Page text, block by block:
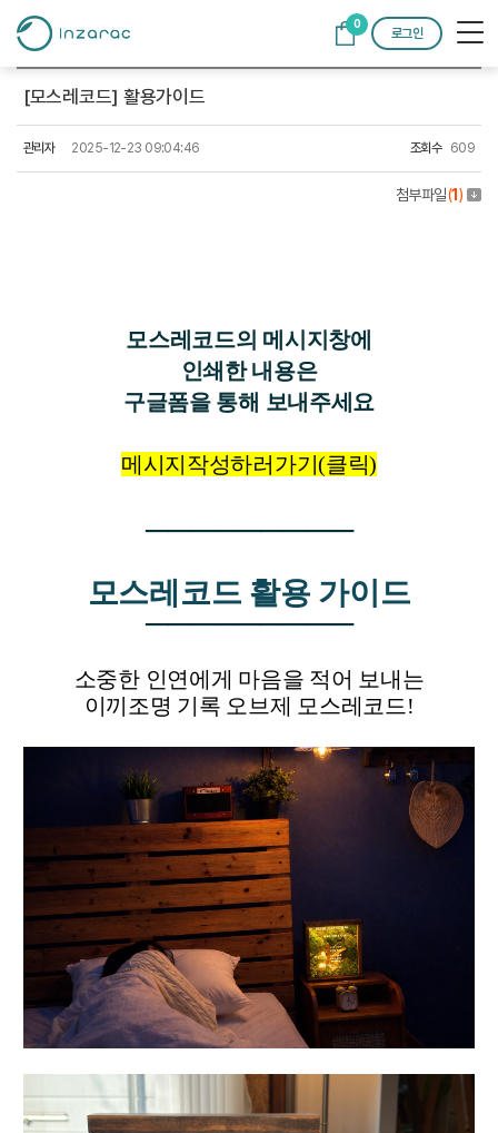
0
로그인
[모스레코드] 활용가이드
관리자 2025-12-23 09:04:46 조회수 609
첨부파일(1 )
모스레코드의 메시지창에
인쇄한 내용은
구글폼을 통해 보내주세요
메시지작성하러가기(클릭)
─────────
모스레코드 활용 가이드
─────────
소중한 인연에게 마음을 적어 보내는
이끼조명 기록 오브제 모스레코드!